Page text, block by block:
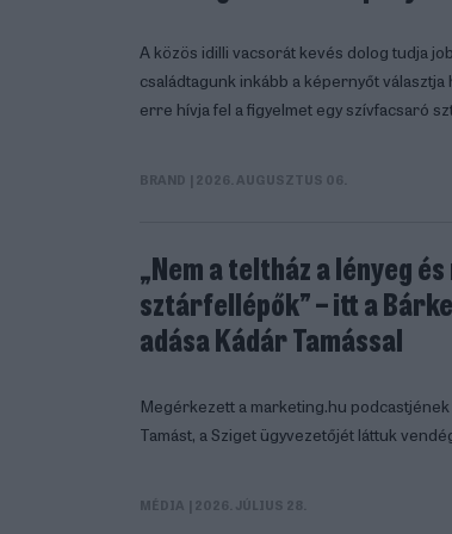
A közös idilli vacsorát kevés dolog tudja
családtagunk inkább a képernyőt
erre hívja fel a figyelmet egy szívfacsaró
BRAND | 2026. AUGUSZTUS 06.
„Nem a teltház a lényeg
sztárfellépők” – itt a
adása Kádár Tamással
Megérkezett a marketing.hu
Tamást, a Sziget ügyvezetőjét láttuk
MÉDIA | 2026. JÚLIUS 28.